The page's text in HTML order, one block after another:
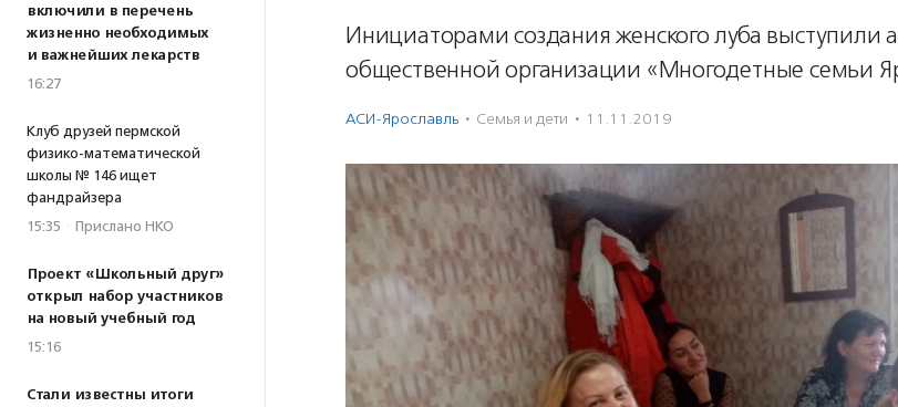
включили в перечень
жизненно необходимых
и важнейших лекарств
16:27
Клуб друзей пермской
физико-математической
школы № 146 ищет
фандрайзера
15:35 · Прислано НКО
Проект «Школьный друг»
открыл набор участников
на новый учебный год
15:16
Стали известны итоги
Инициаторами создания женского луба выступили
общественной организации «Многодетные семьи
АСИ-Ярославль · Семья и дети · 11.11.2019